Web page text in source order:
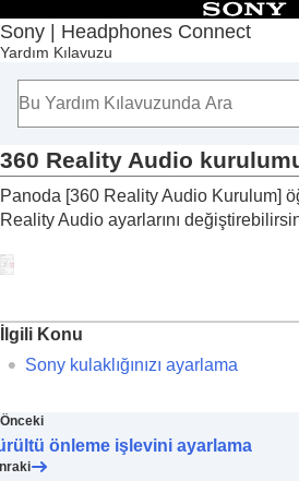
Sony | Headphones Connect
Yardım Kılavuzu
İçindekiler
Başlangıç Sayfası
Başlarken
Kullanım
“Sony | Headphones Connect”
[Durum] sekmesinde
[Ses] sekmesinde görüntülenen
Hızlı Ses Ayarlarını Kullanma
Gürültü önleme işlevini ve
( Gürültü Önleme İyileştiricisi
Ses Konumunu Kontrol Etme
(Ekolayzır)
360 Reality Audio
Panoda [360 Reality Audio Kurulum]
Reality Audio ayarlarını
İlgili Konu
Sony kulaklığınızı ayarlama
Önceki
önleme işlevini ayarlama